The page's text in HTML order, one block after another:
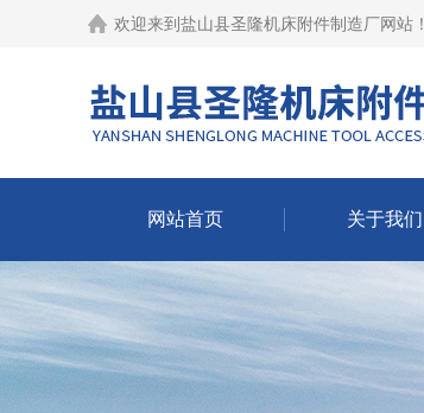
欢迎来到 盐山县圣隆机床附件制造厂网站 ！
网站首页 关于我们